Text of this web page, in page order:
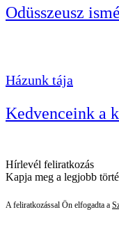
Odüsszeusz
Házunk tája
Kedvenceink a
Hírlevél feliratkozás
Kapja meg a legjobb
A feliratkozással Ön elfogadta a